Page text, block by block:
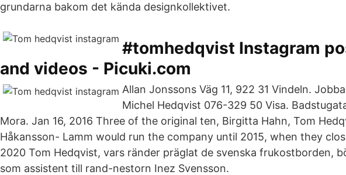
grundarna bakom det kända designkollektivet.
#tomhedqvist Instagram
and videos - Picuki.com
Allan Jonssons Väg 11, 922 31 Vindeln.
Michel Hedqvist 076-329 50 Visa.
Mora. Jan 16, 2016 Three of the original ten, Birgitta Hahn, Tom
Håkansson- Lamm would run the company until 2015, when they
2020 Tom Hedqvist, vars ränder präglat de svenska frukostborden,
som assistent till rand-nestorn Inez Svensson.